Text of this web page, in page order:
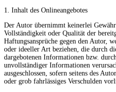
1. Inhalt des Onlineangebotes
Der Autor übernimmt keinerlei
Vollständigkeit oder Qualität der
Haftungsansprüche gegen den Autor,
oder ideeller Art beziehen, die durch
dargebotenen Informationen bzw.
unvollständiger Informationen
ausgeschlossen, sofern seitens des
oder grob fahrlässiges Verschulden